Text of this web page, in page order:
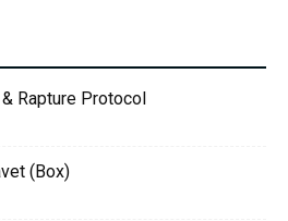
Rapture Protocol
(Box)